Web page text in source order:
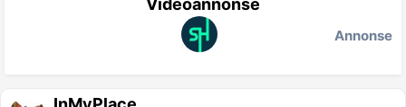
Videoannonse
Annonse